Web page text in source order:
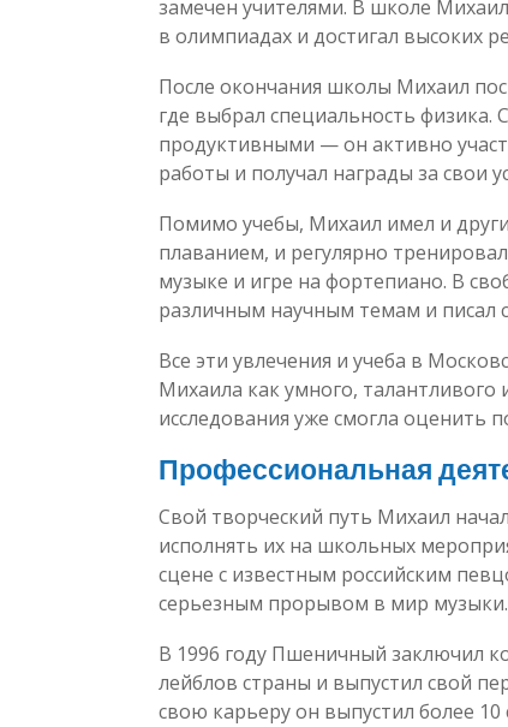
замечен учителями. В школе
в олимпиадах и достигал высоких
После окончания школы Михаил
где выбрал специальность физика.
продуктивными — он активно
работы и получал награды за свои
Помимо учебы, Михаил имел и
плаванием, и регулярно
музыке и игре на фортепиано. В
различным научным темам и писал
Все эти увлечения и учеба в
Михаила как умного,
исследования уже смогла оценить
Профессиональная
Свой творческий путь Михаил
исполнять их на школьных
сцене с известным российским
серьезным прорывом в мир музыки.
В 1996 году Пшеничный заключил
лейблов страны и выпустил свой
свою карьеру он выпустил более